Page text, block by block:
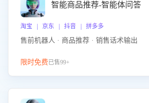
智能商品推荐-智能体问答
淘宝 | 京东 | 抖音 | 拼多多
售前机器人 · 商品推荐 · 销售话术输出
限时免费已售99+